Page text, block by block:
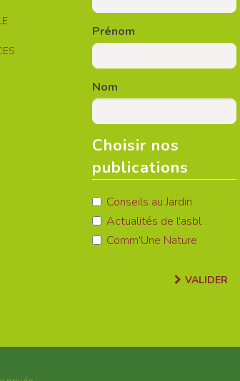
Prénom
Nom
Choisir nos
publications
Conseils au Jardin
Actualités de l'asbl
Comm'Une Nature
VALIDER